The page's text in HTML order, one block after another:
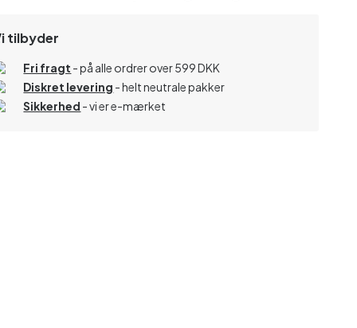
tilbyder
Fri fragt - på alle ordrer over 599 DKK
Diskret levering - helt neutrale pakker
Sikkerhed - vi er e-mærket